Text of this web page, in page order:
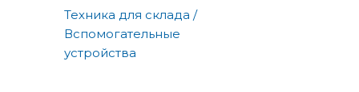
Техника для склада /
Вспомогательные
устройства